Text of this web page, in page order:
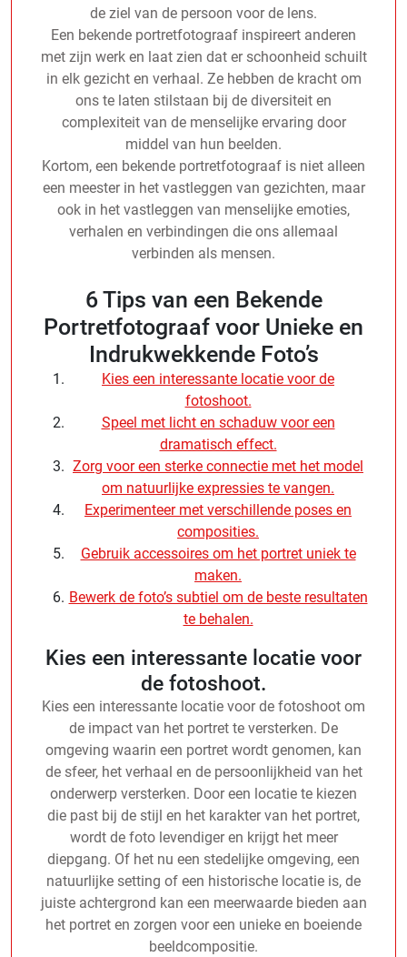
de ziel van de persoon voor de lens.
Een bekende portretfotograaf inspireert anderen
met zijn werk en laat zien dat er schoonheid schuilt
in elk gezicht en verhaal. Ze hebben de kracht om
ons te laten stilstaan bij de diversiteit en
complexiteit van de menselijke ervaring door
middel van hun beelden.
Kortom, een bekende portretfotograaf is niet alleen
een meester in het vastleggen van gezichten, maar
ook in het vastleggen van menselijke emoties,
verhalen en verbindingen die ons allemaal
verbinden als mensen.
6 Tips van een Bekende
Portretfotograaf voor Unieke en
Indrukwekkende Foto’s
Kies een interessante locatie voor de
fotoshoot.
Speel met licht en schaduw voor een
dramatisch effect.
Zorg voor een sterke connectie met het model
om natuurlijke expressies te vangen.
Experimenteer met verschillende poses en
composities.
Gebruik accessoires om het portret uniek te
maken.
Bewerk de foto’s subtiel om de beste resultaten
te behalen.
Kies een interessante locatie voor
de fotoshoot.
Kies een interessante locatie voor de fotoshoot om
de impact van het portret te versterken. De
omgeving waarin een portret wordt genomen, kan
de sfeer, het verhaal en de persoonlijkheid van het
onderwerp versterken. Door een locatie te kiezen
die past bij de stijl en het karakter van het portret,
wordt de foto levendiger en krijgt het meer
diepgang. Of het nu een stedelijke omgeving, een
natuurlijke setting of een historische locatie is, de
juiste achtergrond kan een meerwaarde bieden aan
het portret en zorgen voor een unieke en boeiende
beeldcompositie.